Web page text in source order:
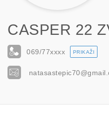
CASPER 22
069/77xxxx PRIKAŽI